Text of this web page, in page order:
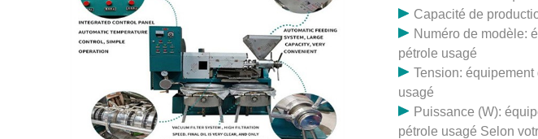
Capacité de
Numéro de modèle:
pétrole usagé
Tension:
usagé
Puissance (W):
pétrole usagé Selon